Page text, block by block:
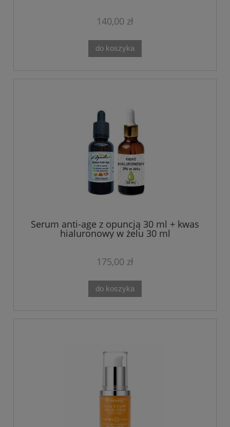
140,00 zł
do koszyka
Serum anti-age z opuncją 30 ml + kwas
hialuronowy w żelu 30 ml
175,00 zł
do koszyka